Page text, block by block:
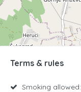
Terms & rules
Smoking allowed: